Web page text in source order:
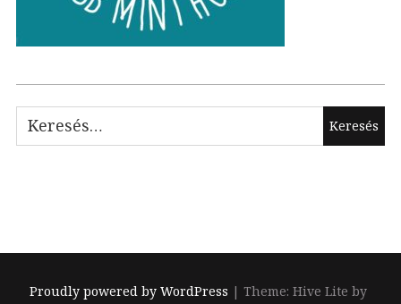
Keresés:
Proudly powered by WordPress |Theme: Hive Lite by